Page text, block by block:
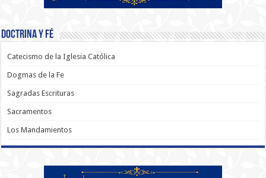
Doctrina y Fé
Catecismo de la Iglesia Católica
Dogmas de la Fe
Sagradas Escrituras
Sacramentos
Los Mandamientos